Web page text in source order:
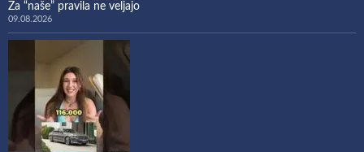
Za “naše” pravila ne veljajo
09.08.2026